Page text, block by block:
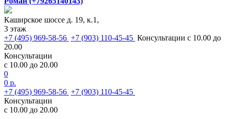
Каширское шоссе д. 19, к.1,
3 этаж
+7 (495) 969-58-56 +7 (903) 110-45-45 Консультации с 10.00 до
20.00
Консультации
с 10.00 до 20.00
0
0 р.
+7 (495) 969-58-56 +7 (903) 110-45-45
Консультации
с 10.00 до 20.00